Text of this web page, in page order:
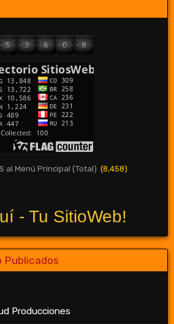
al Menú Principal (Total) (8,458)
- Tu SitioWeb!
Publicados
Producciones